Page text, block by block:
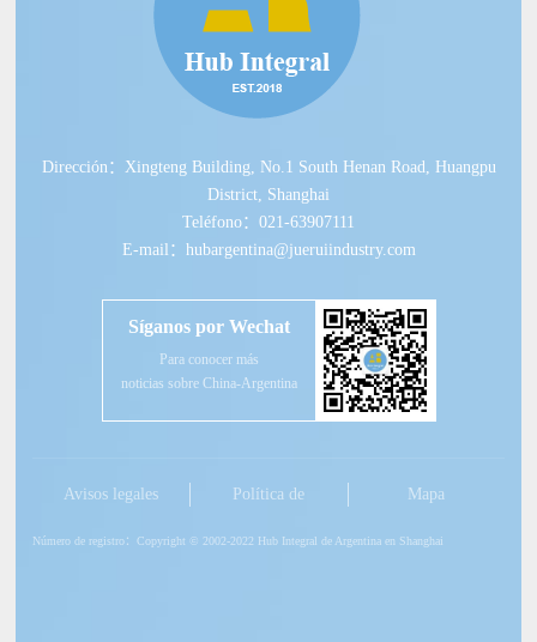
Dirección：Xingteng Building, No.1 South Henan Road, Huangpu
District, Shanghai
Teléfono：021-63907111
E-mail：hubargentina@jueruiindustry.com
Síganos por Wechat
Para conocer más
noticias sobre China-Argentina
Avisos legales
Política de
Mapa
Número de registro：Copyright © 2002-2022 Hub Integral de Argentina en Shanghai